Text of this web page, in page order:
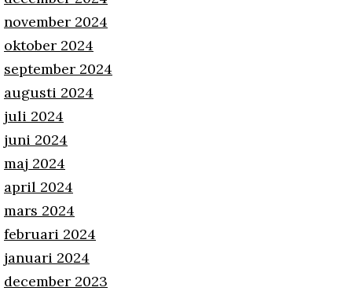
november 2024
oktober 2024
september 2024
augusti 2024
juli 2024
juni 2024
maj 2024
april 2024
mars 2024
februari 2024
januari 2024
december 2023